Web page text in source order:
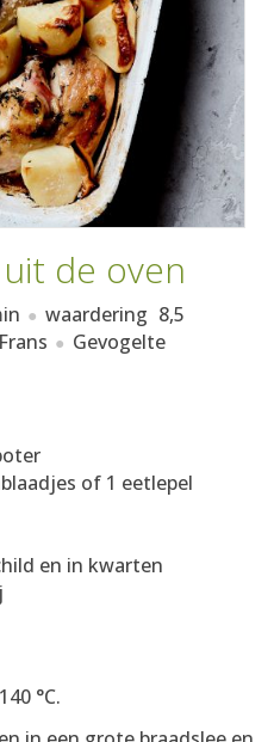
de oven
waardering 8,5
Frans Gevogelte
of 1 eetlepel
en in kwarten
°C.